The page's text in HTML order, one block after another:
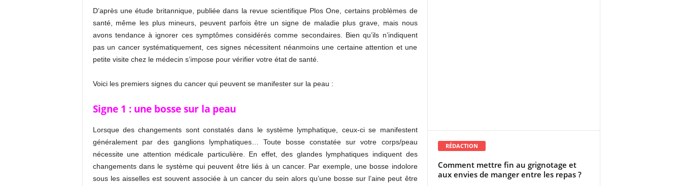
D’après une étude britannique, publiée dans la revue scientifique Plos One, certains problèmes de
santé, même les plus mineurs, peuvent parfois être un signe de maladie plus grave, mais nous
avons tendance à ignorer ces symptômes considérés comme secondaires. Bien qu’ils n’indiquent
pas un cancer systématiquement, ces signes nécessitent néanmoins une certaine attention et une
petite visite chez le médecin s’impose pour vérifier votre état de santé.
Voici les premiers signes du cancer qui peuvent se manifester sur la peau :
Signe 1 : une bosse sur la peau
Lorsque des changements sont constatés dans le système lymphatique, ceux-ci se manifestent
généralement par des ganglions lymphatiques… Toute bosse constatée sur votre corps/peau
nécessite une attention médicale particulière. En effet, des glandes lymphatiques indiquent des
changements dans le système qui peuvent être liés à un cancer. Par exemple, une bosse indolore
sous les aisselles est souvent associée à un cancer du sein alors qu’une bosse sur l’aine peut être
RÉDACTION
Comment mettre fin au grignotage et
aux envies de manger entre les repas ?